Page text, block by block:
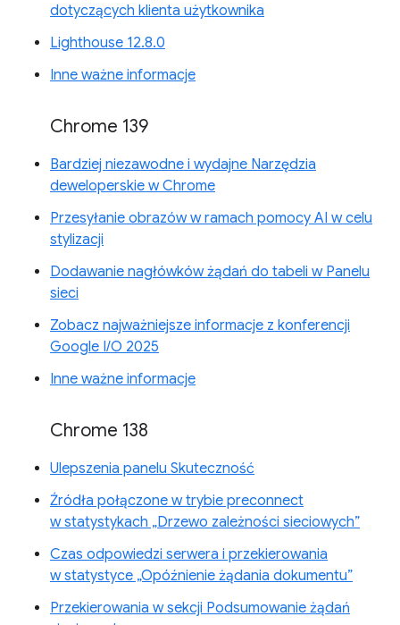
dotyczących klienta użytkownika
Lighthouse 12.8.0
Inne ważne informacje
Chrome 139
Bardziej niezawodne i wydajne Narzędzia
deweloperskie w Chrome
Przesyłanie obrazów w ramach pomocy AI w celu
stylizacji
Dodawanie nagłówków żądań do tabeli w Panelu
sieci
Zobacz najważniejsze informacje z konferencji
Google I/O 2025
Inne ważne informacje
Chrome 138
Ulepszenia panelu Skuteczność
Źródła połączone w trybie preconnect
w statystykach „Drzewo zależności sieciowych”
Czas odpowiedzi serwera i przekierowania
w statystyce „Opóźnienie żądania dokumentu”
Przekierowania w sekcji Podsumowanie żądań